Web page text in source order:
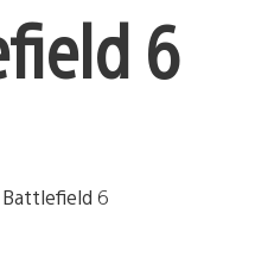
6